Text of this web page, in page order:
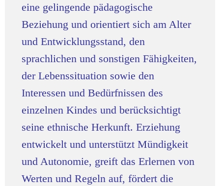
eine gelingende pädagogische
Beziehung und orientiert sich am Alter
und Entwicklungsstand, den
sprachlichen und sonstigen Fähigkeiten,
der Lebenssituation sowie den
Interessen und Bedürfnissen des
einzelnen Kindes und berücksichtigt
seine ethnische Herkunft. Erziehung
entwickelt und unterstützt Mündigkeit
und Autonomie, greift das Erlernen von
Werten und Regeln auf, fördert die